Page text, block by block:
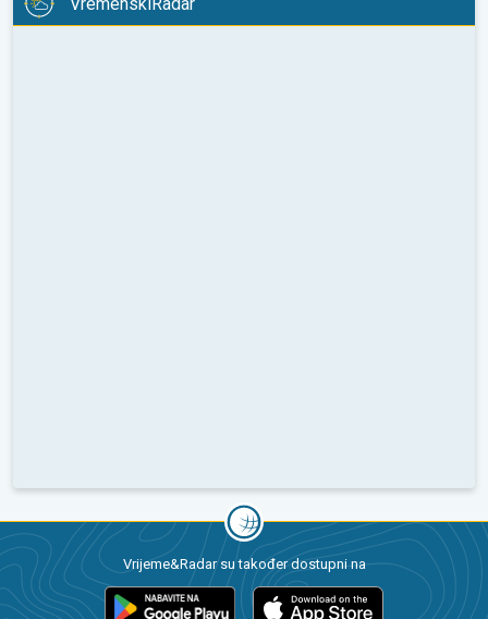
Vrijeme&Radar su također dostupni na